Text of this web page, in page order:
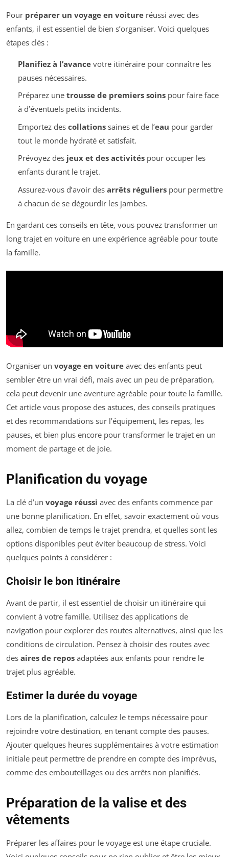
Pour préparer un voyage en voiture réussi avec des
enfants, il est essentiel de bien s’organiser. Voici quelques
étapes clés :
Planifiez à l’avancevotre itinéraire pour connaître les
pauses nécessaires.
Préparez une trousse de premiers soinspour faire face
à d’éventuels petits incidents.
Emportez des collationssaines et de l’eau pour garder
tout le monde hydraté et satisfait.
Prévoyez des jeux et des activitéspour occuper les
enfants durant le trajet.
Assurez-vous d’avoir des arrêts régulierspour permettre
à chacun de se dégourdir les jambes.
En gardant ces conseils en tête, vous pouvez transformer un
long trajet en voiture en une expérience agréable pour toute
la famille.
Organiser un voyage en voiture avec des enfants peut
sembler être un vrai défi, mais avec un peu de préparation,
cela peut devenir une aventure agréable pour toute la famille.
Cet article vous propose des astuces, des conseils pratiques
et des recommandations sur l’équipement, les repas, les
pauses, et bien plus encore pour transformer le trajet en un
moment de partage et de joie.
Planification du voyage
La clé d’un voyage réussi avec des enfants commence par
une bonne planification. En effet, savoir exactement où vous
allez, combien de temps le trajet prendra, et quelles sont les
options disponibles peut éviter beaucoup de stress. Voici
quelques points à considérer :
Choisir le bon itinéraire
Avant de partir, il est essentiel de choisir un itinéraire qui
convient à votre famille. Utilisez des applications de
navigation pour explorer des routes alternatives, ainsi que les
conditions de circulation. Pensez à choisir des routes avec
des aires de repos adaptées aux enfants pour rendre le
trajet plus agréable.
Estimer la durée du voyage
Lors de la planification, calculez le temps nécessaire pour
rejoindre votre destination, en tenant compte des pauses.
Ajouter quelques heures supplémentaires à votre estimation
initiale peut permettre de prendre en compte des imprévus,
comme des embouteillages ou des arrêts non planifiés.
Préparation de la valise et des
vêtements
Préparer les affaires pour le voyage est une étape cruciale.